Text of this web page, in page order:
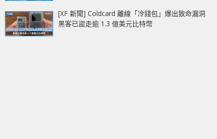
[XF 新聞] Coldcard 離線「冷錢包」爆出致命漏洞
黑客已盜走逾 1.3 億美元比特幣